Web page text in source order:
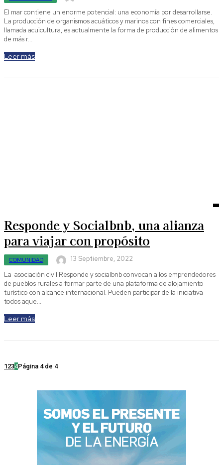
El mar contiene un enorme potencial: una economía por desarrollarse.
La producción de organismos acuáticos y marinos con fines comerciales,
llamada acuicultura, es actualmente la forma de producción de alimentos
de más r...
Leer más
Responde y Socialbnb, una alianza
para viajar con propósito
COMUNIDAD
13 Septiembre, 2022
La asociación civil Responde y socialbnb convocan a los emprendedores
de pueblos rurales a formar parte de una plataforma de alojamiento
turístico con alcance internacional. Pueden participar de la iniciativa
todos aque...
Leer más
1234Página 4 de 4